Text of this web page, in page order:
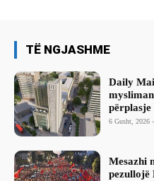
TË NGJASHME
Daily
përplasje
6 Gusht, 2026
Mesazhi
pezullojë